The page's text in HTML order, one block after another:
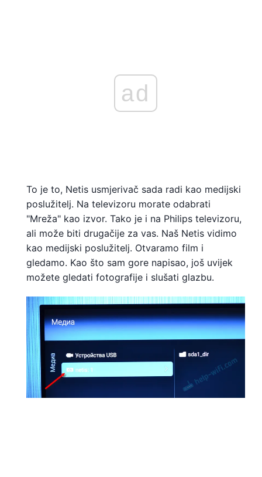
ad
To je to, Netis usmjerivač sada radi kao medijski
poslužitelj. Na televizoru morate odabrati
"Mreža" kao izvor. Tako je i na Philips televizoru,
ali može biti drugačije za vas. Naš Netis vidimo
kao medijski poslužitelj. Otvaramo film i
gledamo. Kao što sam gore napisao, još uvijek
možete gledati fotografije i slušati glazbu.